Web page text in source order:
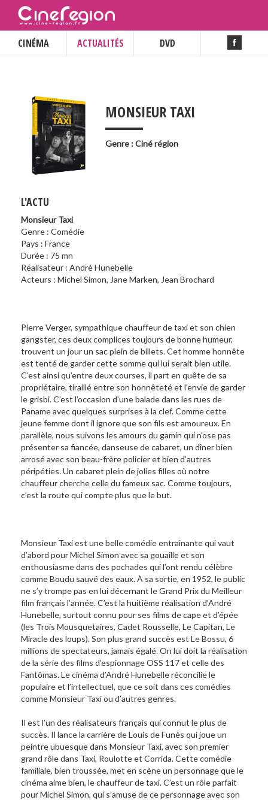
CINÉMA ACTUALITÉS DVD
MONSIEUR TAXI
___
Genre : Ciné région
L'ACTU
Monsieur Taxi
Genre : Comédie
Pays : France
Durée : 75 mn
Réalisateur : André Hunebelle
Acteurs : Michel Simon, Jane Marken, Jean Brochard
Pierre Verger, sympathique chauffeur de taxi et son chien
gangster, ces deux complices toujours de bonne humeur,
trouvent un jour un sac plein de billets. Cet homme honnête
est tenté de garder cette somme qui lui serait bien utile.
C’est ainsi qu’entre deux courses, il part en quête de sa
propriétaire, tiraillé entre son honnêteté et l'envie de garder
le grisbi. C’est l’occasion d’une balade dans les rues de
Paname avec quelques surprises à la clef. Comme cette
jeune femme dont il ignore que son fils est amoureux. En
parallèle, nous suivons les amours du gamin qui n'ose pas
présenter sa fiancée, danseuse de cabaret, un dîner bien
arrosé avec son beau-frère policier et bien d’autres
péripéties. Un cabaret plein de jolies filles où notre
chauffeur cherche celle du fameux sac. Comme toujours,
c’est la route qui compte plus que le but.
Monsieur Taxi est une belle comédie entrainante qui vaut
d’abord pour Michel Simon avec sa gouaille et son
enthousiasme dans des pochades qui l’ont rendu célèbre
comme Boudu sauvé des eaux. À sa sortie, en 1952, le public
ne s’y trompe pas en lui décernant le Grand Prix du Meilleur
film français l’année. C’est la huitième réalisation d’André
Hunebelle, surtout connu pour ses films de cape et d’épée
(les Trois Mousquetaires, Cadet Rousselle, Le Capitan, Le
Miracle des loups). Son plus grand succès est Le Bossu, 6
millions de spectateurs, jamais égalé. On lui doit la réalisation
de la série des films d’espionnage OSS 117 et celle des
Fantômas. Le cinéma d’André Hunebelle réconcilie le
populaire et l’intellectuel, que ce soit dans ces comédies
comme Monsieur Taxi ou d’autres genres.
Il est l’un des réalisateurs français qui connut le plus de
succès. Il lance la carrière de Louis de Funès qui joue un
peintre ubuesque dans Monsieur Taxi, avec son premier
grand rôle dans Taxi, Roulotte et Corrida. Cette comédie
familiale, bien troussée, met en scène un personnage que le
cinéma aime bien, le chauffeur de taxi. C’est un rôle parfait
pour Michel Simon, qui s’amuse de ce personnage avec son